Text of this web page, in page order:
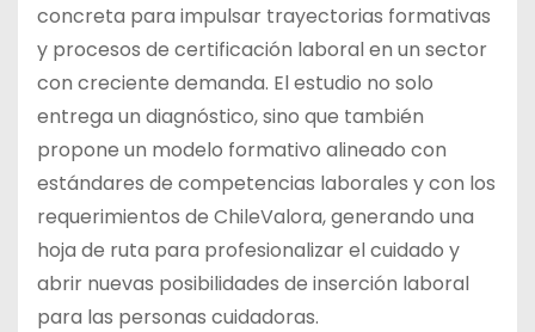
concreta para impulsar trayectorias formativas
y procesos de certificación laboral en un sector
con creciente demanda. El estudio no solo
entrega un diagnóstico, sino que también
propone un modelo formativo alineado con
estándares de competencias laborales y con los
requerimientos de ChileValora, generando una
hoja de ruta para profesionalizar el cuidado y
abrir nuevas posibilidades de inserción laboral
para las personas cuidadoras.